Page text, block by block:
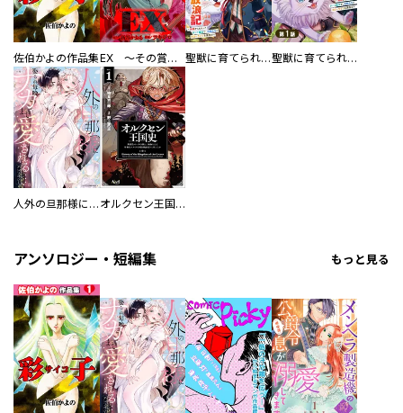
佐伯かよの作品集 EX ～その賞金稼ぎは、世界の出口を探す～【単行本版】 聖獣に育てられた少年の異世界ゆるり放浪記～神様からもらったチート魔法で、仲間たちとスローライフを満喫中～ 聖獣に育てられた少年の異世界ゆるり放浪記～神様からもらったチート魔法で、仲間たちとスローライフを満喫中～【分冊版】
人外の旦那様に娶られ毎晩ナカまで愛される…。アンソロジー オルクセン王国史
アンソロジー・短編集 もっと見る